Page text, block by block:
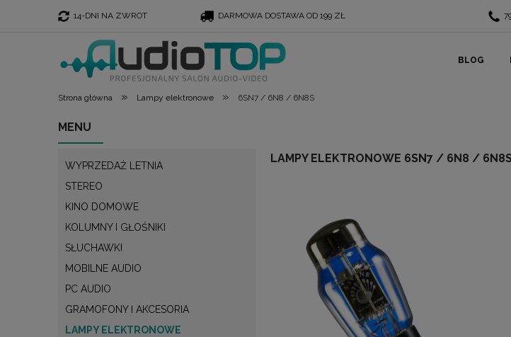
14-DNI NA ZWROT DARMOWA DOSTAWA OD 199 ZŁ
BLOG
Strona główna » Lampy elektronowe » 6SN7 / 6N8 / 6N8S
MENU
WYPRZEDAŻ LETNIA
STEREO
KINO DOMOWE
KOLUMNY I GŁOŚNIKI
SŁUCHAWKI
MOBILNE AUDIO
PC AUDIO
GRAMOFONY I AKCESORIA
LAMPY ELEKTRONOWE
LAMPY ELEKTRONOWE 6SN7 / 6N8 / 6N8S